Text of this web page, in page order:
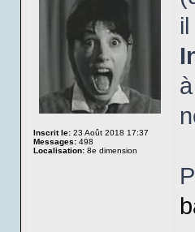
Inscrit le: 23 Août 2018 17:37
Messages: 498
Localisation: 8e dimension